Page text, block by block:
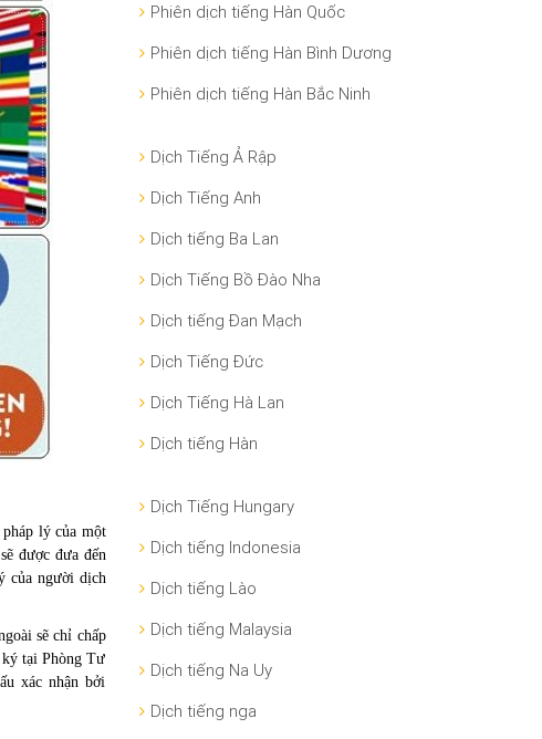
lý của một
được đưa đến
của người dịch
sẽ chỉ chấp
tại Phòng Tư
xác nhận bởi
Phiên dịch tiếng Hàn Quốc
Phiên dịch tiếng Hàn Bình Dương
Phiên dịch tiếng Hàn Bắc Ninh
Dịch Tiếng Ả Rập
Dịch Tiếng Anh
Dịch tiếng Ba Lan
Dịch Tiếng Bồ Đào Nha
Dịch tiếng Đan Mạch
Dịch Tiếng Đức
Dịch Tiếng Hà Lan
Dịch tiếng Hàn
Dịch Tiếng Hungary
Dịch tiếng Indonesia
Dịch tiếng Lào
Dịch tiếng Malaysia
Dịch tiếng Na Uy
Dịch tiếng nga